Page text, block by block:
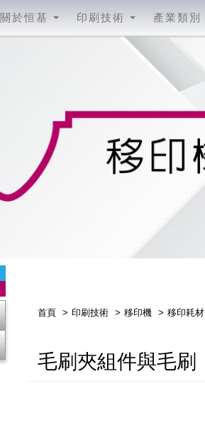
關於恒基 印刷技術 產業類別
首頁 印刷技術 移印機 移印耗材
毛刷夾組件與毛刷